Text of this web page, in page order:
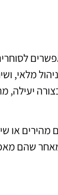
מלאי,
מהירים או
מאחר שהם